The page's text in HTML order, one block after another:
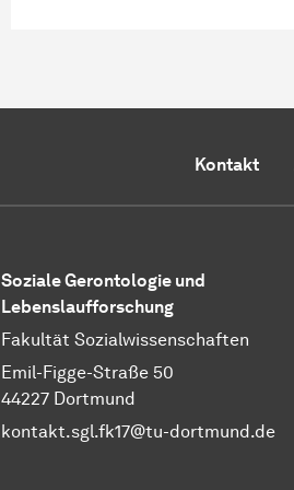
Kontakt
Soziale Gerontologie und
Lebenslaufforschung
Fakultät Sozialwissenschaften
Emil-Figge-Straße 50
44227 Dortmund
kontakt.sgl.fk17@tu-dortmund.de